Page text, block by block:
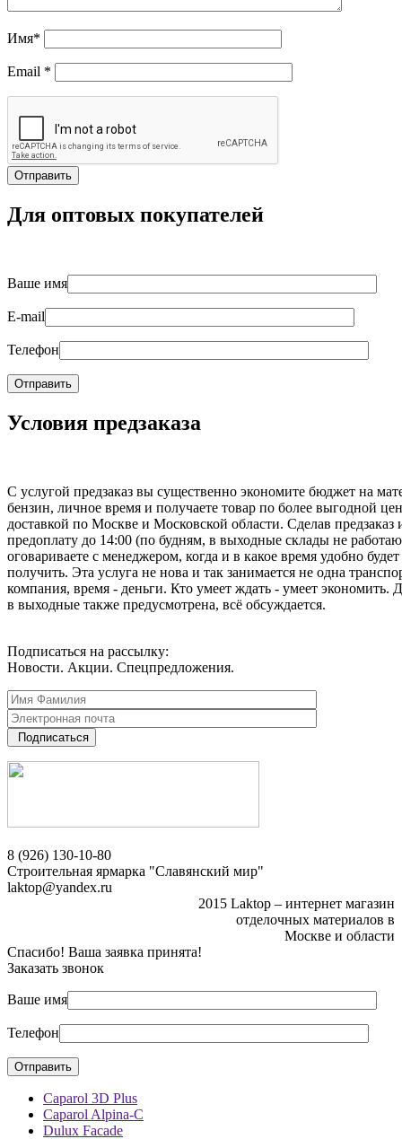
Имя*
Email *
Для оптовых покупателей
Ваше имя
E-mail
Телефон
Условия предзаказа
С услугой предзаказ вы существенно экономите бюджет на
бензин, личное время и получаете товар по более выгодной
доставкой по Москве и Московской области. Сделав предзаказ
предоплату до 14:00 (по будням, в выходные склады не
оговариваете с менеджером, когда и в какое время удобно будет
получить. Эта услуга не нова и так занимается не одна
компания, время - деньги. Кто умеет ждать - умеет экономить.
в выходные также предусмотрена, всё обсуждается.
Подписаться на рассылку:
Новости. Акции. Спецпредложения.
Подписаться
8 (926) 130-10-80
Строительная ярмарка "Славянский мир"
laktop@yandex.ru
2015 Laktop – интернет магазин
отделочных материалов в
Москве и области
Спасибо! Ваша заявка принята!
Заказать звонок
Ваше имя
Телефон
Caparol 3D Plus
Caparol Alpina-C
Dulux Facade